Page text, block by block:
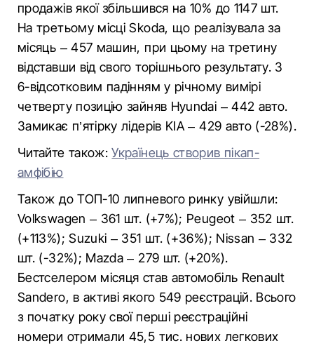
продажів якої збільшився на 10% до 1147 шт.
На третьому місці Skoda, що реалізувала за
місяць – 457 машин, при цьому на третину
відставши від свого торішнього результату. З
6-відсотковим падінням у річному вимірі
четверту позицію зайняв Hyundai – 442 авто.
Замикає п’ятірку лідерів KIA – 429 авто (-28%).
Читайте також:Українець створив пікап-
амфібію
Також до ТОП-10 липневого ринку увійшли:
Volkswagen – 361 шт. (+7%); Peugeot – 352 шт.
(+113%); Suzuki – 351 шт. (+36%); Nissan – 332
шт. (-32%); Mazda – 279 шт. (+20%).
Бестселером місяця став автомобіль Renault
Sandero, в активі якого 549 реєстрацій. Всього
з початку року свої перші реєстраційні
номери отримали 45,5 тис. нових легкових